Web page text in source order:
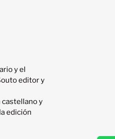
y el
editor y
y
edición